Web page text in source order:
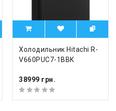
Холодильник Hitachi R-
V660PUC7-1BBK
38999 грн.